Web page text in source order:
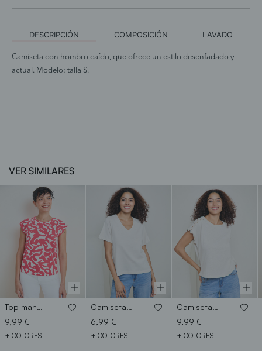
DESCRIPCIÓN COMPOSICIÓN LAVADO
Camiseta con hombro caído, que ofrece un estilo desenfadado y
actual. Modelo: talla S.
VER SIMILARES
Top manga corta
9,99 €
+ COLORES
Camiseta cuello pico
6,99 €
+ COLORES
Camiseta ondulina
9,99 €
+ COLORES